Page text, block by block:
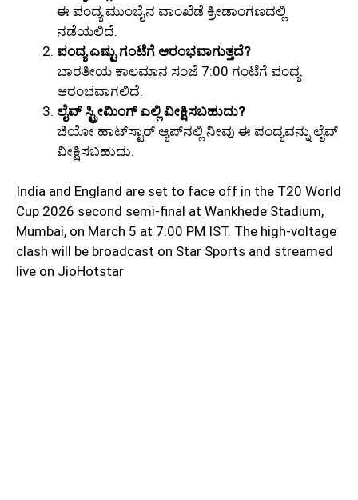
ಈ ಪಂದ್ಯ ಮುಂಬೈನ ವಾಂಖೆಡೆ ಕ್ರೀಡಾಂಗಣದಲ್ಲಿ
ನಡೆಯಲಿದೆ.
ಪಂದ್ಯ ಎಷ್ಟು ಗಂಟೆಗೆ ಆರಂಭವಾಗುತ್ತದೆ?
ಭಾರತೀಯ ಕಾಲಮಾನ ಸಂಜೆ 7:00 ಗಂಟೆಗೆ ಪಂದ್ಯ
ಆರಂಭವಾಗಲಿದೆ.
ಲೈವ್ ಸ್ಟ್ರೀಮಿಂಗ್ ಎಲ್ಲಿ ವೀಕ್ಷಿಸಬಹುದು?
ಜಿಯೋ ಹಾಟ್‌ಸ್ಟಾರ್ ಆ್ಯಪ್‌ನಲ್ಲಿ ನೀವು ಈ ಪಂದ್ಯವನ್ನು ಲೈವ್
ವೀಕ್ಷಿಸಬಹುದು.
India and England are set to face off in the T20 World
Cup 2026 second semi-final at Wankhede Stadium,
Mumbai, on March 5 at 7:00 PM IST. The high-voltage
clash will be broadcast on Star Sports and streamed
live on JioHotstar